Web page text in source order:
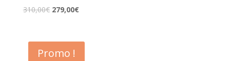
310,00€ 279,00€
Promo !